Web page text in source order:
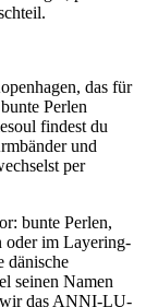
das für
Perlen
findest du
und
per
bunte Perlen,
oder im Layering-
dänische
seinen Namen
wir das ANNI-LU-